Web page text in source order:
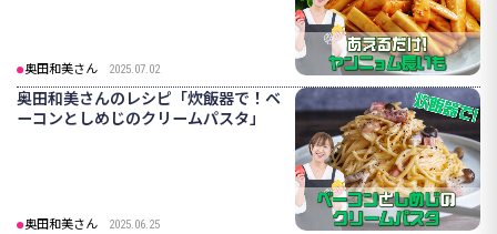
奥田和美さん 2025.07.02
奥田和美さんのレシピ「炊飯器で！ベ
ーコンとしめじのクリームパスタ」
奥田和美さん 2025.06.25